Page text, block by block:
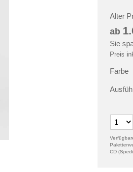
Alter
ab
Sie
Preis
Farbe
CD